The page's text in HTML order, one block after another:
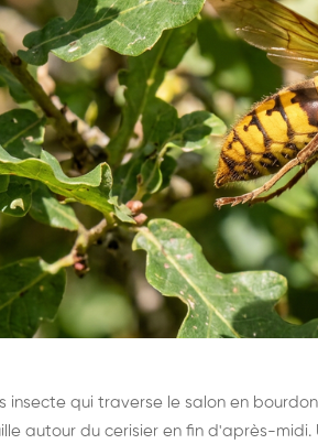
insecte qui traverse le salon en
autour du cerisier en fin d'après-